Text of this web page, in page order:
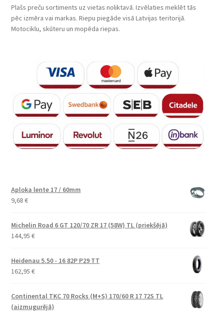
Plašs preču sortiments uz vietas noliktavā. Izvēlaties meklēt tās
pēc izmēra vai markas. Riepu piegāde visā Latvijas teritorijā.
Motociklu, skūteru un mopēda riepas.
Aploka lente 17 / 60mm
9,68 €
Michelin Road 6 GT 120/70 ZR 17 (58W) TL (priekšējā)
144,95 €
Heidenau 5.50 - 16 82P P29 TT
162,95 €
Continental TKC 70 Rocks (M+S) 170/60 R 17 72S TL
(aizmugurējā)